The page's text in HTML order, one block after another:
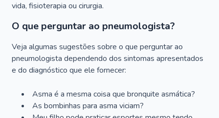
vida, fisioterapia ou cirurgia.
O que perguntar ao pneumologista?
Veja algumas sugestões sobre o que perguntar ao
pneumologista dependendo dos sintomas apresentados
e do diagnóstico que ele fornecer:
Asma é a mesma coisa que bronquite asmática?
As bombinhas para asma viciam?